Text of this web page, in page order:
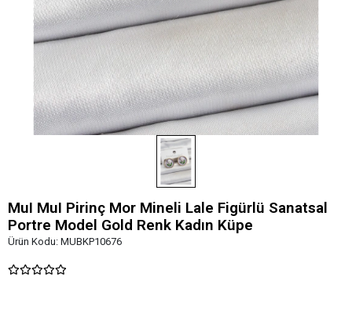
MuI MuI Pirinç Mor Mineli Lale Figürlü Sanatsal
Portre Model Gold Renk Kadın Küpe
Ürün Kodu: MUBKP10676